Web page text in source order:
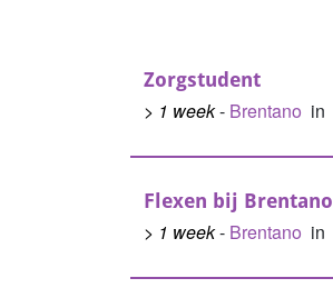
Zorgstudent
> 1 week- Brentano in
Flexen bij Brentano
> 1 week- Brentano in